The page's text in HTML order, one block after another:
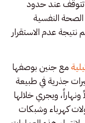
تتوقف عند حدود
الصحة النفسية
نتيجة عدم الاستقرار
مع جنين بوصفها
جذرية في طبيعة
ونهاراً، ويجري خلالها
كهرباء وشبكات